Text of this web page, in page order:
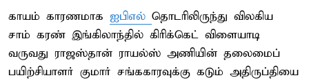
காயம் காரணமாக ஐபிஎல் தொடரிலிருந்து விலகிய
சாம் கரண் இங்கிலாந்தில் கிரிக்கெட் விளையாடி
வருவது ராஜஸ்தான் ராயல்ஸ் அணியின் தலைமைப்
பயிற்சியாளர் குமார் சங்ககாரவுக்கு கடும் அதிருப்தியை